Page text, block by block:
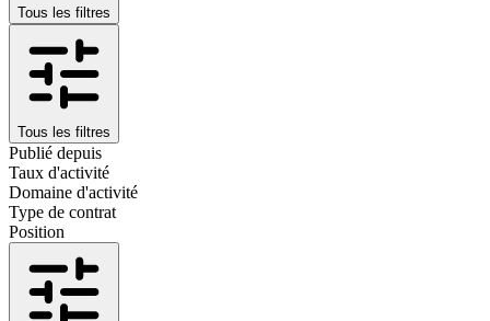
Tous les filtres
Tous les filtres
Publié depuis
Taux d'activité
Domaine d'activité
Type de contrat
Position